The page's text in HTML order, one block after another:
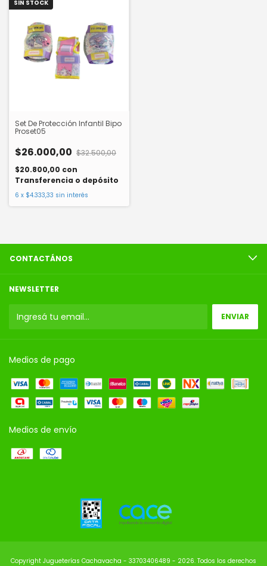
SIN STOCK
Set De Protección Infantil Bipo
Proset05
$26.000,00 $32.500,00
$20.800,00 con
Transferencia o depósito
6 x $4.333,33 sin interés
CONTACTÁNOS
NEWSLETTER
Medios de pago
Medios de envío
Copyright Jugueterías Cachavacha - 33703406489 - 2026. Todos los derechos